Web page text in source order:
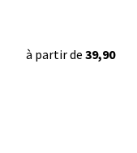
à partir de 39,90